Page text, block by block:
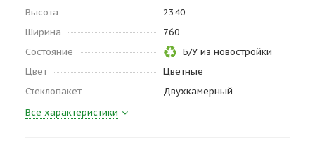
Высота
2340
Ширина
760
Состояние
Б/У из новостройки
Цвет
Цветные
Стеклопакет
Двухкамерный
Все характеристики